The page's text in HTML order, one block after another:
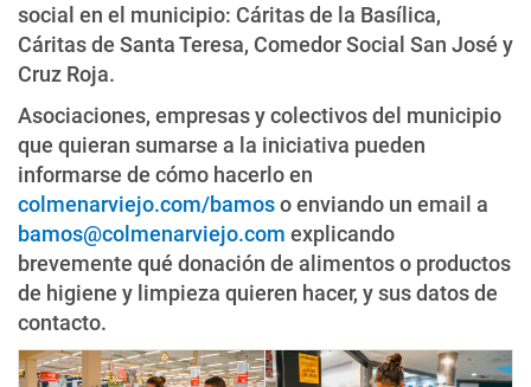
social en el municipio: Cáritas de la Basílica,
Cáritas de Santa Teresa, Comedor Social San José y
Cruz Roja.
Asociaciones, empresas y colectivos del municipio
que quieran sumarse a la iniciativa pueden
informarse de cómo hacerlo en
colmenarviejo.com/bamoso enviando un email a
bamos@colmenarviejo.com explicando
brevemente qué donación de alimentos o productos
de higiene y limpieza quieren hacer, y sus datos de
contacto.